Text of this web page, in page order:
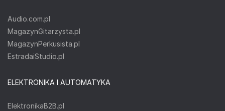
Audio.com.pl
MagazynGitarzysta.pl
MagazynPerkusista.pl
EstradaiStudio.pl
ELEKTRONIKA I AUTOMATYKA
ElektronikaB2B.pl